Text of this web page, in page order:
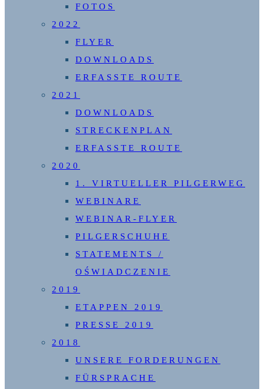
FOTOS
2022
FLYER
DOWNLOADS
ERFASSTE ROUTE
2021
DOWNLOADS
STRECKENPLAN
ERFASSTE ROUTE
2020
1. VIRTUELLER PILGERWEG
WEBINARE
WEBINAR-FLYER
PILGERSCHUHE
STATEMENTS /
OŚWIADCZENIE
2019
ETAPPEN 2019
PRESSE 2019
2018
UNSERE FORDERUNGEN
FÜRSPRACHE